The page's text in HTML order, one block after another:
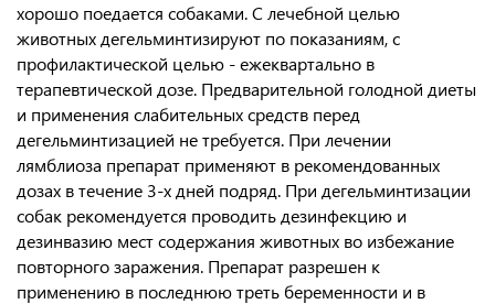
хорошо поедается собаками. С лечебной целью
животных дегельминтизируют по показаниям, с
профилактической целью - ежеквартально в
терапевтической дозе. Предварительной голодной диеты
и применения слабительных средств перед
дегельминтизацией не требуется. При лечении
лямблиоза препарат применяют в рекомендованных
дозах в течение 3-x дней подряд. При дегельминтизации
собак рекомендуется проводить дезинфекцию и
дезинвазию мест содержания животных во избежание
повторного заражения. Препарат разрешен к
применению в последнюю треть беременности и в